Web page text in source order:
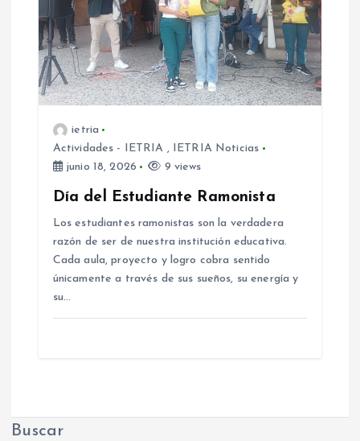
ietria
Actividades - IETRIA ,
IETRIA Noticias
junio 18, 2026
9 views
Día del Estudiante Ramonista
Los estudiantes ramonistas son la verdadera
razón de ser de nuestra institución educativa.
Cada aula, proyecto y logro cobra sentido
únicamente a través de sus sueños, su energía y
su…
Buscar